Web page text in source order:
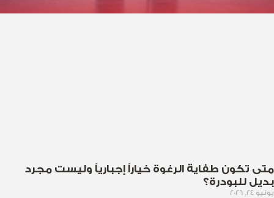
متى تكون طفاية الرغوة خياراً إجبارياً وليست مجرد
بديل للبودرة؟
يونيو 24, 2026